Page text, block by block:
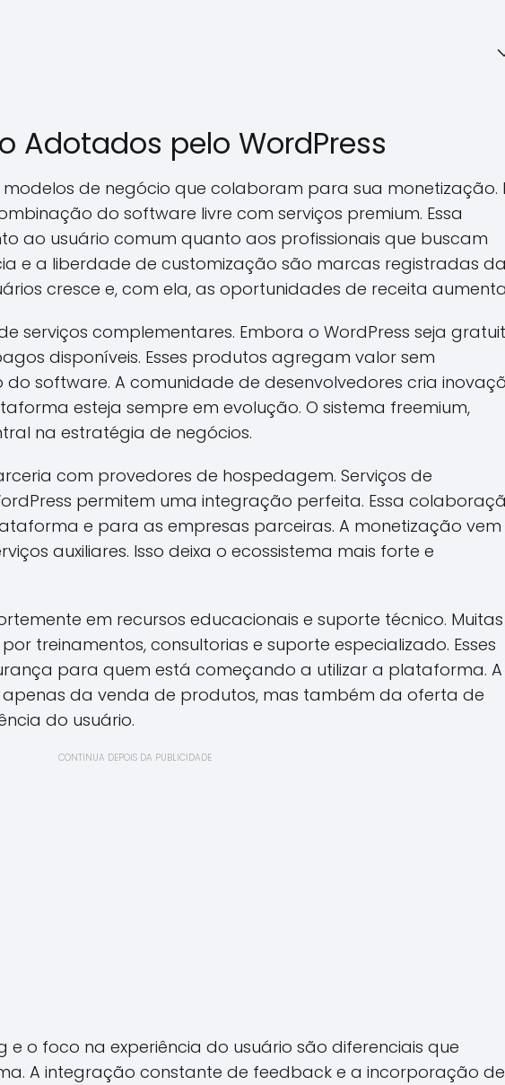
Adotados pelo WordPress
modelos de negócio que colaboram para sua monetização.
do software livre com serviços premium. Essa
ao usuário comum quanto aos profissionais que buscam
e a liberdade de customização são marcas registradas da
cresce e, com ela, as oportunidades de receita
serviços complementares. Embora o WordPress seja
disponíveis. Esses produtos agregam valor sem
software. A comunidade de desenvolvedores cria
esteja sempre em evolução. O sistema freemium,
na estratégia de negócios.
com provedores de hospedagem. Serviços de
permitem uma integração perfeita. Essa
e para as empresas parceiras. A monetização vem
auxiliares. Isso deixa o ecossistema mais forte e
em recursos educacionais e suporte técnico. Muitas
treinamentos, consultorias e suporte especializado. Esses
para quem está começando a utilizar a plataforma. A
da venda de produtos, mas também da oferta de
do usuário.
CONTINUA DEPOIS DA PUBLICIDADE
e o foco na experiência do usuário são diferenciais que
A integração constante de feedback e a incorporação de